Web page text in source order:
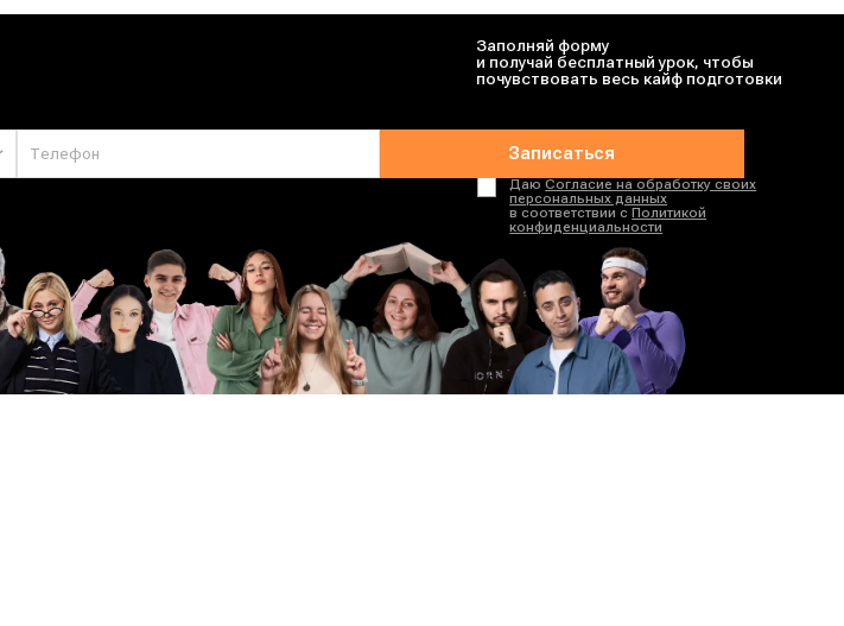
Кирилл Эккердт Костя Макиенко Настя Калиганова
Александр Соколенко
Полина Коробова Топ-репетитор Андрей Абидуби
Катя Строганова
Ксения Напольская Марина Медведева Марк Ламарк
Маша Коршунова Павел Якименко Полина Белова
Саня Эбонит Таня Шибитова Валентиныч
Записаться
ДаюСогласие на обработку своих
персональных данных
в соответствии сПолитикой
конфиденциальности
Заполняй форму
и получай бесплатный урок, чтобы
почувствовать весь кайф подготовки